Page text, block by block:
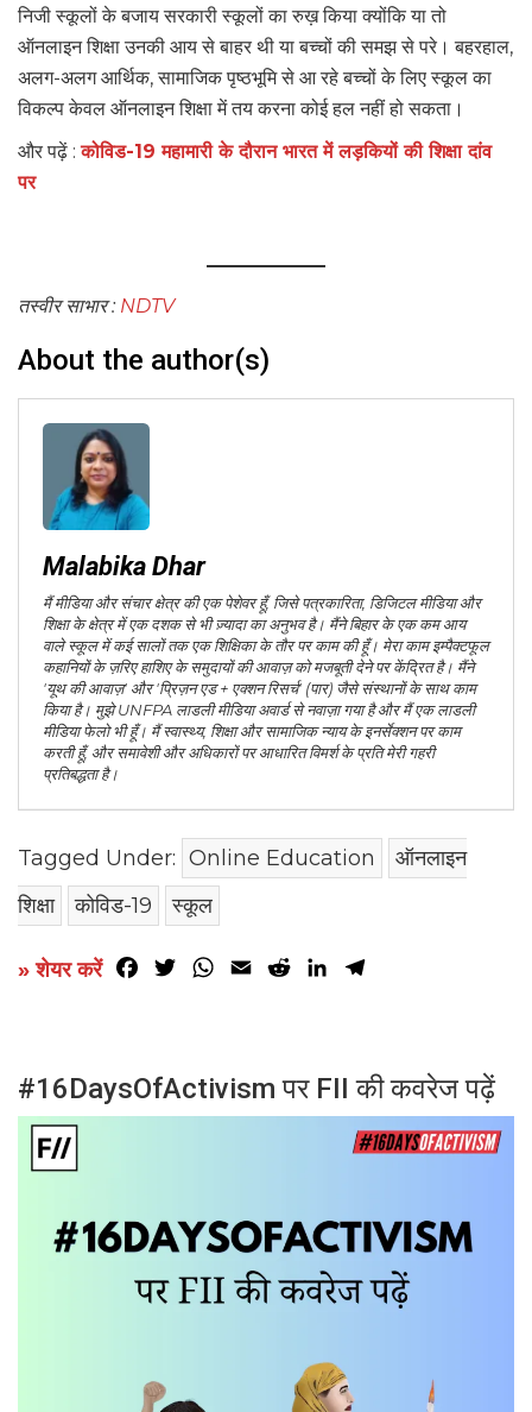
निजी स्कूलों के बजाय सरकारी स्कूलों का रुख़ किया क्योंकि या तो
ऑनलाइन शिक्षा उनकी आय से बाहर थी या बच्चों की समझ से परे। बहरहाल,
अलग-अलग आर्थिक, सामाजिक पृष्ठभूमि से आ रहे बच्चों के लिए स्कूल का
विकल्प केवल ऑनलाइन शिक्षा में तय करना कोई हल नहीं हो सकता।
और पढ़ें :कोविड-19 महामारी के दौरान भारत में लड़कियों की शिक्षा दांव
पर
तस्वीर साभार : NDTV
About the author(s)
Malabika Dhar
मैं मीडिया और संचार क्षेत्र की एक पेशेवर हूँ, जिसे पत्रकारिता, डिजिटल मीडिया और
शिक्षा के क्षेत्र में एक दशक से भी ज़्यादा का अनुभव है। मैंने बिहार के एक कम आय
वाले स्कूल में कई सालों तक एक शिक्षिका के तौर पर काम की हूँ। मेरा काम इम्पैक्टफूल
कहानियों के ज़रिए हाशिए के समुदायों की आवाज़ को मजबूती देने पर केंद्रित है। मैंने
'यूथ की आवाज़' और 'प्रिज़न एड + एक्शन रिसर्च' (पार) जैसे संस्थानों के साथ काम
किया है। मुझे UNFPA लाडली मीडिया अवार्ड से नवाज़ा गया है और मैं एक लाडली
मीडिया फेलो भी हूँ। मैं स्वास्थ्य, शिक्षा और सामाजिक न्याय के इनर्सेक्शन पर काम
करती हूँ, और समावेशी और अधिकारों पर आधारित विमर्श के प्रति मेरी गहरी
प्रतिबद्धता है।
Tagged Under: Online Education
ऑनलाइन
शिक्षा
कोविड-19 स्कूल
» शेयर करें Facebook
TwitterWhatsApp
Email RedditLinkedIn
#16DaysOfActivism पर FII की कवरेज पढ़ें